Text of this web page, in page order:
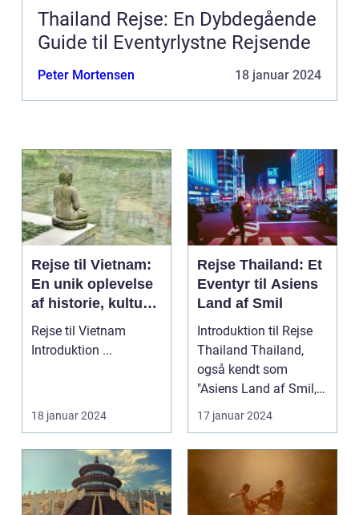
Thailand Rejse: En Dybdegående
Guide til Eventyrlystne Rejsende
Peter Mortensen 18 januar 2024
Rejse til Vietnam:
En unik oplevelse
af historie, kultur
og naturskønhed
Rejse til Vietnam
Introduktion ...
18 januar 2024
Rejse Thailand: Et
Eventyr til Asiens
Land af Smil
Introduktion til Rejse
Thailand Thailand,
også kendt som
"Asiens Land af Smil,"
er en destination m...
17 januar 2024